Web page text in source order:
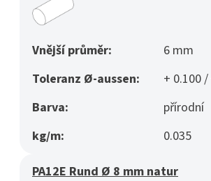
Vnější průměr:
6 mm
Toleranz Ø-aussen:
+ 0.100
Barva:
přírodní
kg/m:
0.035
PA12E Rund Ø 8 mm natur